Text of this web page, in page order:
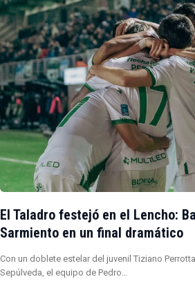
El Taladro festejó en el Lencho:
Sarmiento en un final dramático
Con un doblete estelar del juvenil Tiziano
Sepúlveda, el equipo de Pedro…